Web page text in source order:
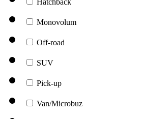
Monovolum
Off-road
SUV
Pick-up
Van/Microbuz